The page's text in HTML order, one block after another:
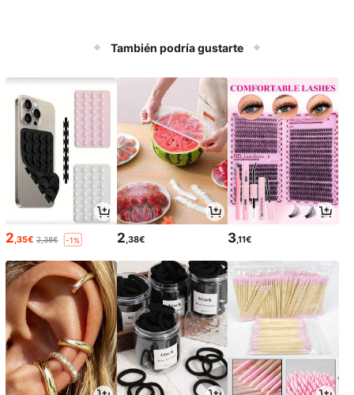
También podría gustarte
2 ,35€ 2,38€ -1% 2 ,38€ 3,11€